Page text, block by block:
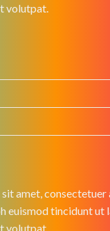
volutpat.
amet,
euismod tincidunt ut
volutpat.